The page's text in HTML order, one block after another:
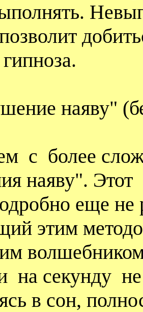
наяву"
с более
наяву". Этот
еще не
этим
на секунду не
в сон,